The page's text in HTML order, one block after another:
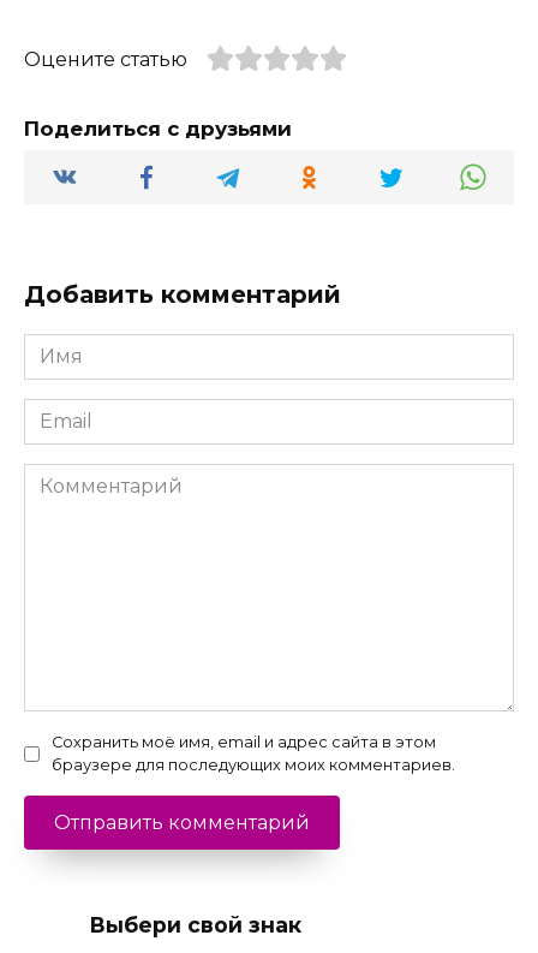
Оцените статью
Поделиться с друзьями
Добавить комментарий
Имя
*
Email
*
Комментарий
Сохранить моё имя, email и адрес сайта в этом
браузере для последующих моих комментариев.
Выбери свой знак